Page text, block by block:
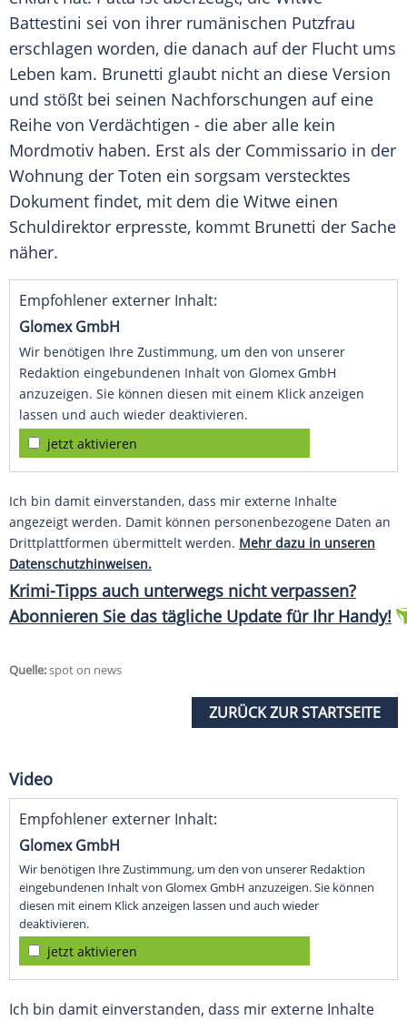
Battestini sei von ihrer rumänischen Putzfrau
erschlagen worden, die danach auf der Flucht ums
Leben kam. Brunetti glaubt nicht an diese Version
und stößt bei seinen Nachforschungen auf eine
Reihe von Verdächtigen - die aber alle kein
Mordmotiv haben. Erst als der Commissario in der
Wohnung der Toten ein sorgsam verstecktes
Dokument findet, mit dem die Witwe einen
Schuldirektor erpresste, kommt Brunetti der Sache
näher.
Empfohlener externer Inhalt:
Glomex GmbH
Wir benötigen Ihre Zustimmung, um den von unserer
Redaktion eingebundenen Inhalt von Glomex GmbH
anzuzeigen. Sie können diesen mit einem Klick anzeigen
lassen und auch wieder deaktivieren.
jetzt aktivieren
Ich bin damit einverstanden, dass mir externe Inhalte
angezeigt werden. Damit können personenbezogene Daten an
Drittplattformen übermittelt werden. Mehr dazu in unseren
Datenschutzhinweisen.
Krimi-Tipps auch unterwegs nicht verpassen?
Abonnieren Sie das tägliche Update für Ihr Handy!
Quelle:spot on news
ZURÜCK ZUR STARTSEITE
Video
Empfohlener externer Inhalt:
Glomex GmbH
Wir benötigen Ihre Zustimmung, um den von unserer Redaktion
eingebundenen Inhalt von Glomex GmbH anzuzeigen. Sie können
diesen mit einem Klick anzeigen lassen und auch wieder
deaktivieren.
jetzt aktivieren
Ich bin damit einverstanden, dass mir externe Inhalte